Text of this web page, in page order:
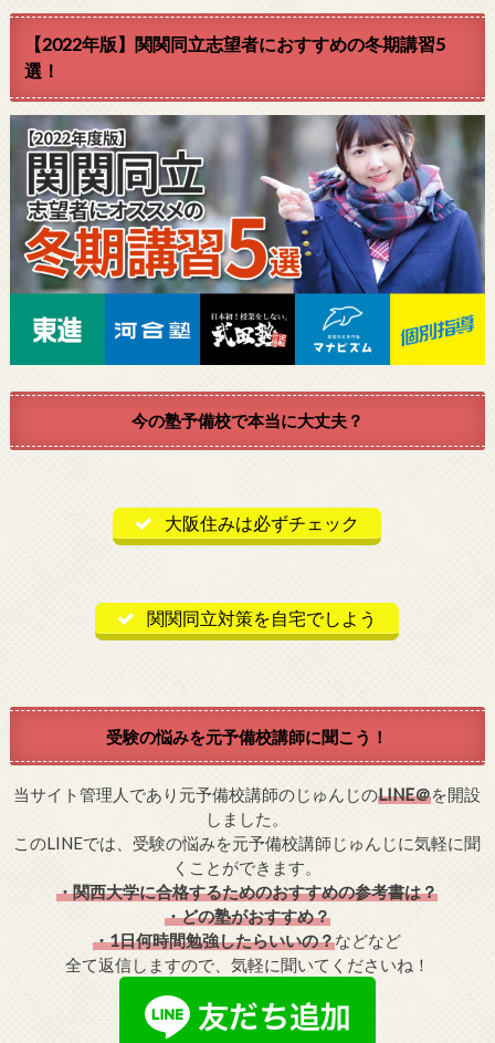
【2022年版】関関同立志望者におすすめの冬期講習5
選！
今の塾予備校で本当に大丈夫？
大阪住みは必ずチェック
関関同立対策を自宅でしよう
受験の悩みを元予備校講師に聞こう！
当サイト管理人であり元予備校講師のじゅんじのLINE＠を開設
しました。
このLINEでは、受験の悩みを元予備校講師じゅんじに気軽に聞
くことができます。
・関西大学に合格するためのおすすめの参考書は？
・どの塾がおすすめ？
・1日何時間勉強したらいいの？などなど
全て返信しますので、気軽に聞いてくださいね！